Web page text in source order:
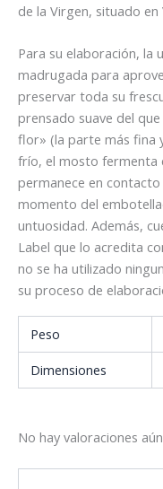
de la Virgen, situado en
Para su elaboración, la
madrugada para
preservar toda su
prensado suave del
flor» (la parte más fina
frío, el mosto fermenta
permanece en
momento del
untuosidad. Además,
Label que lo acredita
no se ha utilizado
su proceso de
Peso
Dimensiones
No hay valoraciones